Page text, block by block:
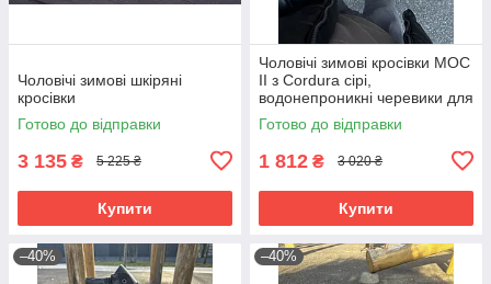
Чоловічі зимові шкіряні
кросівки
Готово до відправки
3 135 ₴ 5 225 ₴
Купити
Чоловічі зимові кросівки MOC
II з Cordura сірі,
водонепроникні черевики для
повсякденного носіння
Готово до відправки
1 812 ₴ 3 020 ₴
Купити
–40% –40%